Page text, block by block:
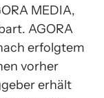
MEDIA,
AGORA
erfolgtem
vorher
erhält